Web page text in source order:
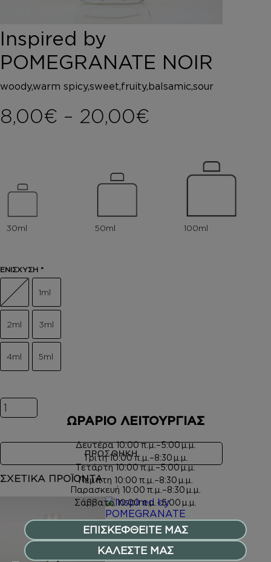
HOROMIA
SPECIAL OFFERS
ΚΑΛΑΘΙ
Inspired by
POMEGRANATE NOIR
woody,warm spicy,sweet,fruity,balsamic,sour
8,00€ – 20,00€
ΕΝΙΣΧΥΣΗ *
1ml
2ml 3ml
4ml 5ml
Inspired by POMEGRANATE NOIR ποσότητα
ΠΡΟΣΘΗΚΗ
ΣΧΕΤΙΚΑ ΠΡΟΪΟΝΤΑ
ΑΦΡΟΛΟΥΤΡΑ
ΩΡΑΡΙΟ ΛΕΙΤΟΥΡΓΙΑΣ
Δευτέρα10:00 π.μ.–5:00 μ.μ.
Τρίτη10:00 π.μ.–8:30 μ.μ.
Τετάρτη10:00 π.μ.–5:00 μ.μ.
Πέμπτη 10:00 π.μ.–8:30 μ.μ.
Παρασκευή 10:00 π.μ.–8:30 μ.μ.
Σάββατο 10:00 π.μ.–5:00 μ.μ.
ΕΠΙΣΚΕΦΘΕΙΤΕ ΜΑΣ
ΚΑΛΕΣΤΕ ΜΑΣ